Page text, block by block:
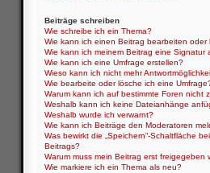
Beiträge schreiben
Wie schreibe ich ein Thema?
Wie kann ich einen Beitrag bearbeiten oder
Wie kann ich meinem Beitrag eine Signatur
Wie kann ich eine Umfrage erstellen?
Wieso kann ich nicht mehr
Wie bearbeite oder lösche ich eine
Warum kann ich auf bestimmte Foren nicht
Weshalb kann ich keine Dateianhänge
Weshalb wurde ich verwarnt?
Wie kann ich Beiträge den Moderatoren
Was bewirkt die „Speichern“-Schaltfläche
Beitrags?
Warum muss mein Beitrag erst freigegeben
Wie markiere ich ein Thema als neu?